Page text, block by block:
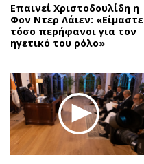
Επαινεί Χριστοδουλίδη η
Φον Ντερ Λάιεν: «Είμαστε
τόσο περήφανοι για τον
ηγετικό του ρόλο»